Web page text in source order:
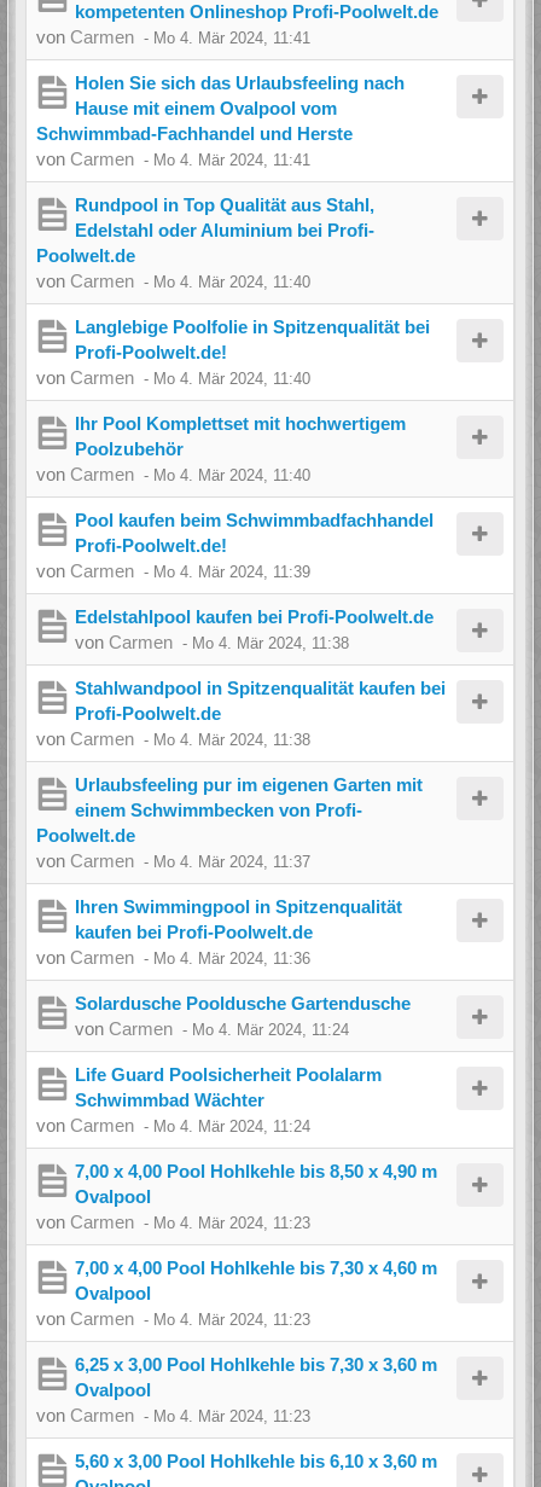
kompetenten Onlineshop Profi-Poolwelt.de
von Carmen - Mo 4. Mär 2024, 11:41
Holen Sie sich das Urlaubsfeeling nach
Hause mit einem Ovalpool vom
Schwimmbad-Fachhandel und Herste
von Carmen - Mo 4. Mär 2024, 11:41
Rundpool in Top Qualität aus Stahl,
Edelstahl oder Aluminium bei Profi-
Poolwelt.de
von Carmen - Mo 4. Mär 2024, 11:40
Langlebige Poolfolie in Spitzenqualität bei
Profi-Poolwelt.de!
von Carmen - Mo 4. Mär 2024, 11:40
Ihr Pool Komplettset mit hochwertigem
Poolzubehör
von Carmen - Mo 4. Mär 2024, 11:40
Pool kaufen beim Schwimmbadfachhandel
Profi-Poolwelt.de!
von Carmen - Mo 4. Mär 2024, 11:39
Edelstahlpool kaufen bei Profi-Poolwelt.de
von Carmen - Mo 4. Mär 2024, 11:38
Stahlwandpool in Spitzenqualität kaufen bei
Profi-Poolwelt.de
von Carmen - Mo 4. Mär 2024, 11:38
Urlaubsfeeling pur im eigenen Garten mit
einem Schwimmbecken von Profi-
Poolwelt.de
von Carmen - Mo 4. Mär 2024, 11:37
Ihren Swimmingpool in Spitzenqualität
kaufen bei Profi-Poolwelt.de
von Carmen - Mo 4. Mär 2024, 11:36
Solardusche Pooldusche Gartendusche
von Carmen - Mo 4. Mär 2024, 11:24
Life Guard Poolsicherheit Poolalarm
Schwimmbad Wächter
von Carmen - Mo 4. Mär 2024, 11:24
7,00 x 4,00 Pool Hohlkehle bis 8,50 x 4,90 m
Ovalpool
von Carmen - Mo 4. Mär 2024, 11:23
7,00 x 4,00 Pool Hohlkehle bis 7,30 x 4,60 m
Ovalpool
von Carmen - Mo 4. Mär 2024, 11:23
6,25 x 3,00 Pool Hohlkehle bis 7,30 x 3,60 m
Ovalpool
von Carmen - Mo 4. Mär 2024, 11:23
5,60 x 3,00 Pool Hohlkehle bis 6,10 x 3,60 m